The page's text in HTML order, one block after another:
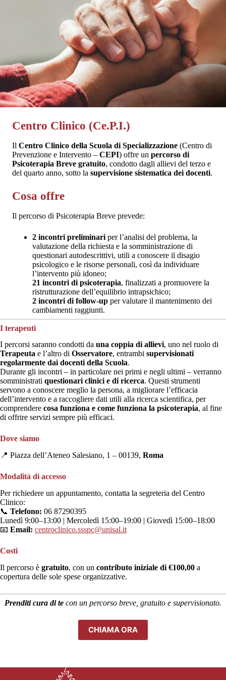
Centro Clinico (Ce.P.I.)
Il Centro Clinico della Scuola di Specializzazione (Centro di
Prevenzione e Intervento – CEPI) offre un percorso di
Psicoterapia Breve gratuito, condotto dagli allievi del terzo e
del quarto anno, sotto la supervisione sistematica dei docenti.
Cosa offre
Il percorso di Psicoterapia Breve prevede:
2 incontri preliminari per l’analisi del problema, la
valutazione della richiesta e la somministrazione di
questionari autodescrittivi, utili a conoscere il disagio
psicologico e le risorse personali, così da individuare
l’intervento più idoneo;
21 incontri di psicoterapia, finalizzati a promuovere la
ristrutturazione dell’equilibrio intrapsichico;
2 incontri di follow-up per valutare il mantenimento dei
cambiamenti raggiunti.
I terapeuti
I percorsi saranno condotti da una coppia di allievi, uno nel ruolo di
Terapeuta e l’altro di Osservatore, entrambi supervisionati
regolarmente dai docenti della Scuola.
Durante gli incontri – in particolare nei primi e negli ultimi – verranno
somministrati questionari clinici e di ricerca. Questi strumenti
servono a conoscere meglio la persona, a migliorare l’efficacia
dell’intervento e a raccogliere dati utili alla ricerca scientifica, per
comprendere cosa funziona e come funziona la psicoterapia, al fine
di offrire servizi sempre più efficaci.
Dove siamo
📍 Piazza dell’Ateneo Salesiano, 1 – 00139, Roma
Modalità di accesso
Per richiedere un appuntamento, contatta la segreteria del Centro
Clinico:
📞 Telefono: 06 87290395
Lunedì 9:00–13:00 | Mercoledì 15:00–19:00 | Giovedì 15:00–18:00
📧 Email: centroclinico.ssspc@unisal.it
Costi
Il percorso è gratuito, con un contributo iniziale di €100,00 a
copertura delle sole spese organizzative.
Prenditi cura di te con un percorso breve, gratuito e supervisionato.
CHIAMA ORA